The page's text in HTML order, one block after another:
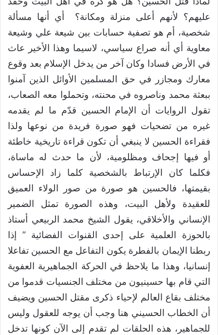
عليهم؟ لأنهم أعلى منزلة ومكانة؟ أي أنها مسألة
شخصية، أم هو تصفية حسابات بين شيعة علي وشيعة
معاوية أي أنه صراع سياسي، لاسيما وهذا الأخير عاث
في الأرض فسادا وكان آخر من يدخل الإسلام بعد وقوع
معارك ومجازر في حق المسلمين الأوائل الذين آمنوا
ببعثة محمد وناصروه في محنته، وتحملوا معه الصعاب،
تقول الروايات أن الإمام الحسين قدّم ما لم يقدمه
غيره من تضحيات فهو صورة فريدة من نوعها ولذا
فقراءة الحسين لا ينبغي أن تكون قراءة تاريخية خاطئة
أو فيها إجحاف ومظلومية، لأن ما حدث له ماساة،
فكلما كان الإرتباط بالشخصية كلما زاد الإحساس
بقيمتها، فالحسين هو صورة من صور الولاء العميق
للعقيدة ولأهل البيت، وهذه الصورة تمثل الضمير
الإنساني والأخلاقي، يقول الشيخ محمد الربيعي أستاذ
بالحوزة العلمية على إحدى القنوات الفضائية ” إذا
ربطنا الإيمان بالفطرة يكون التفاعل مع الحسين تفاعلا
إنسانيا، وهذا ما يلاحظ في الحركة الجماهيرية العفوية
التي قام بها حسينيون من مختلف الجنسيات قدموا من
مختلف بقاع العالم لإحياء ذكرى مقتل الحسين ويضيف
أن الخطاب الحسيني هنا وجب أن يوجه للعقول وليس
للجماهير، هذه الحلقات لم تقدم إلى الآن كونها تدخل